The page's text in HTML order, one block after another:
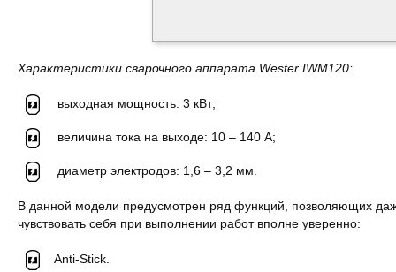
Характеристики сварочного аппарата Wester IWM120:
выходная мощность: 3 кВт;
величина тока на выходе: 10 – 140 А;
диаметр электродов: 1,6 – 3,2 мм.
В данной модели предусмотрен ряд функций, позволяющих
чувствовать себя при выполнении работ вполне уверенно:
Anti-Stick.